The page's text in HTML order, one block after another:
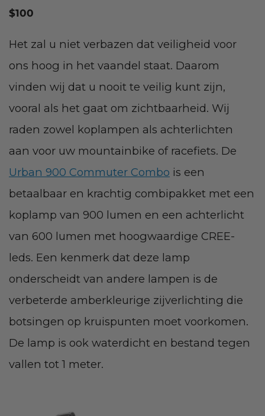
$100
Het zal u niet verbazen dat veiligheid voor
ons hoog in het vaandel staat. Daarom
vinden wij dat u nooit te veilig kunt zijn,
vooral als het gaat om zichtbaarheid. Wij
raden zowel koplampen als achterlichten
aan voor uw mountainbike of racefiets. De
Urban 900 Commuter Combo is een
betaalbaar en krachtig combipakket met een
koplamp van 900 lumen en een achterlicht
van 600 lumen met hoogwaardige CREE-
leds. Een kenmerk dat deze lamp
onderscheidt van andere lampen is de
verbeterde amberkleurige zijverlichting die
botsingen op kruispunten moet voorkomen.
De lamp is ook waterdicht en bestand tegen
vallen tot 1 meter.